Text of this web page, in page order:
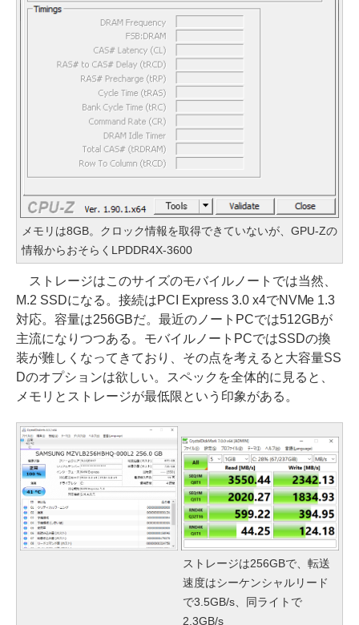
メモリは8GB。クロック情報を取得できていないが、GPU-Zの
情報からおそらくLPDDR4X-3600
ストレージはこのサイズのモバイルノートでは当然、
M.2 SSDになる。接続はPCI Express 3.0 x4でNVMe 1.3
対応。容量は256GBだ。最近のノートPCでは512GBが
主流になりつつある。モバイルノートPCではSSDの換
装が難しくなってきており、その点を考えると大容量SS
Dのオプションは欲しい。スペックを全体的に見ると、
メモリとストレージが最低限という印象がある。
ストレージは256GBで、転送
速度はシーケンシャルリード
で3.5GB/s、同ライトで
2.3GB/s